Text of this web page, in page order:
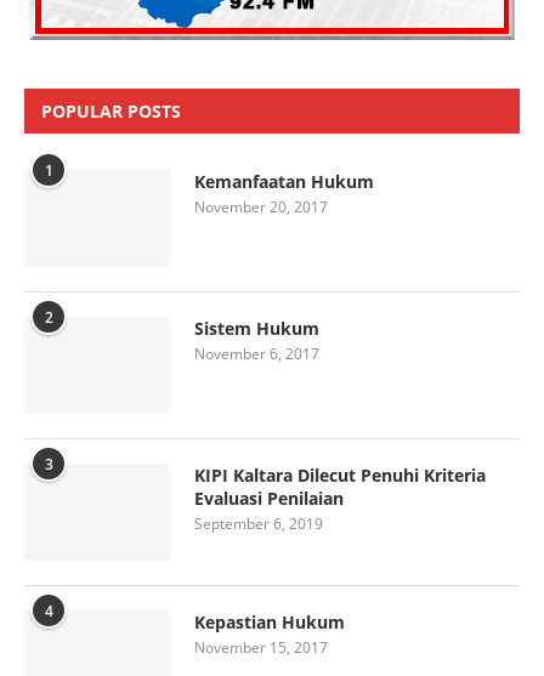
POPULAR POSTS
1 Kemanfaatan Hukum
November 20, 2017
2 Sistem Hukum
November 6, 2017
3
KIPI Kaltara Dilecut Penuhi Kriteria
Evaluasi Penilaian
September 6, 2019
4 Kepastian Hukum
November 15, 2017